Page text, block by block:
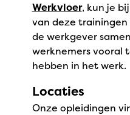
Werkvloer, kun je
van deze
de werkgever
werknemers vooral
hebben in het werk.
Locaties
Onze opleidingen